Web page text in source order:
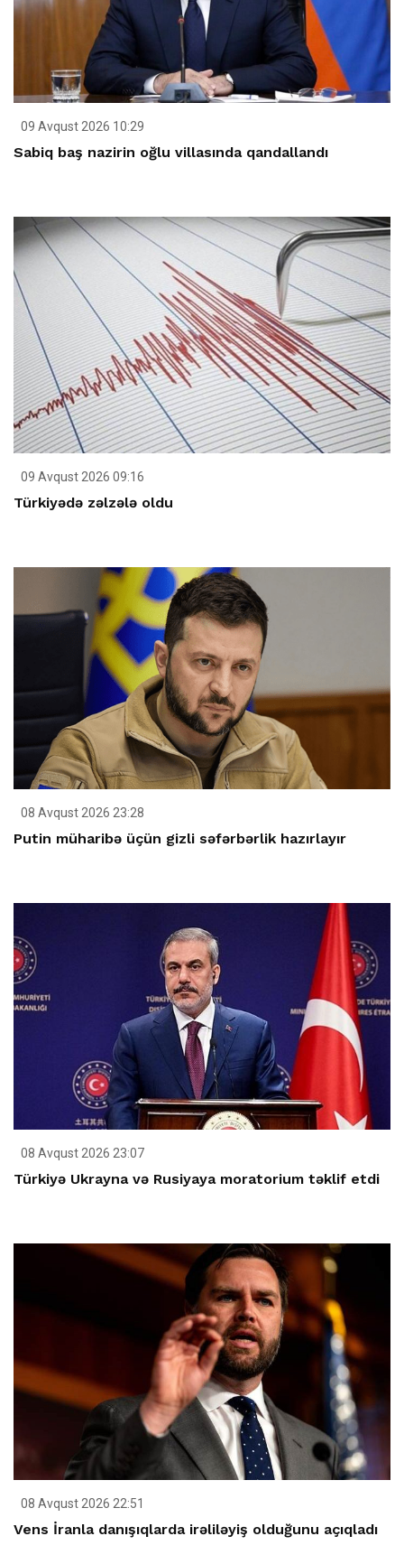
09 Avqust 2026 10:29
Sabiq baş nazirin oğlu villasında qandallandı
09 Avqust 2026 09:16
Türkiyədə zəlzələ oldu
08 Avqust 2026 23:28
Putin müharibə üçün gizli səfərbərlik hazırlayır
08 Avqust 2026 23:07
Türkiyə Ukrayna və Rusiyaya moratorium təklif etdi
08 Avqust 2026 22:51
Vens İranla danışıqlarda irəliləyiş olduğunu açıqladı